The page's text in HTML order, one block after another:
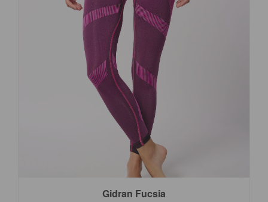
Gidran Fucsia